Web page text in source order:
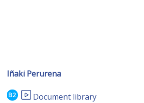
Iñaki Perurena
B2 Document library